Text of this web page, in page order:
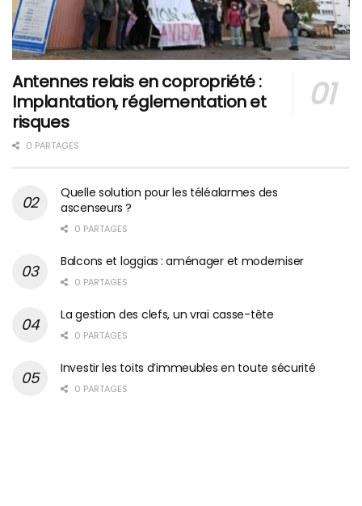
Antennes relais en copropriété :
Implantation, réglementation et
risques
0 PARTAGES
Quelle solution pour les téléalarmes des
ascenseurs ?
0 PARTAGES
Balcons et loggias : aménager et moderniser
0 PARTAGES
La gestion des clefs, un vrai casse-tête
0 PARTAGES
Investir les toits d’immeubles en toute sécurité
0 PARTAGES